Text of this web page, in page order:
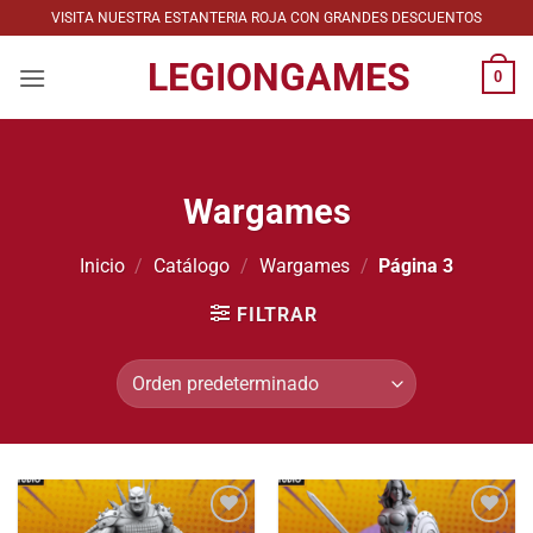
al
contenido
VISITA NUESTRA ESTANTERIA ROJA CON GRANDES DESCUENTOS
LEGIONGAMES 0
Wargames
Inicio / Catálogo / Wargames / Página 3
FILTRAR